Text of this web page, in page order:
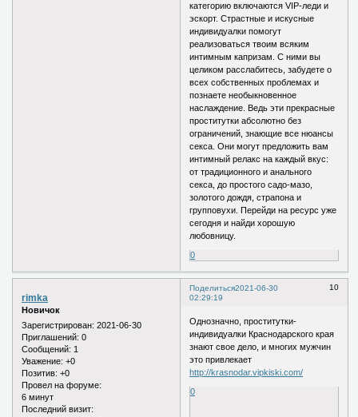
категорию включаются VIP-леди и
эскорт. Страстные и искусные
индивидуалки помогут
реализоваться твоим всяким
интимным капризам. С ними вы
целиком расслабитесь, забудете о
всех собственных проблемах и
познаете необыкновенное
наслаждение. Ведь эти прекрасные
проститутки абсолютно без
ограничений, знающие все нюансы
секса. Они могут предложить вам
интимный релакс на каждый вкус:
от традиционного и анального
секса, до простого садо-мазо,
золотого дождя, страпона и
групповухи. Перейди на ресурс уже
сегодня и найди хорошую
любовницу.
0
Поделиться 10
2021-06-30
02:29:19
rimka
Новичок
Зарегистрирован: 2021-06-30
Приглашений: 0
Сообщений: 1
Уважение: +0
Позитив: +0
Провел на форуме:
6 минут
Последний визит:
Однозначно, проститутки-
индивидуалки Краснодарского края
знают свое дело, и многих мужчин
это привлекает
http://krasnodar.vipkiski.com/
0